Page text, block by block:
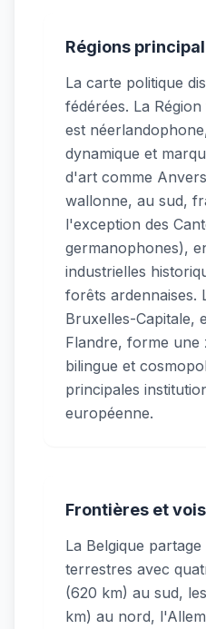
Régions
La carte politique
fédérées. La
est
dynamique et
d'art comme
wallonne, au sud,
l'exception des
germanophones),
industrielles
forêts ardennaises.
Bruxelles-Capitale,
Flandre, forme une
bilingue et
principales
européenne.
Frontières et
La Belgique
terrestres avec
(620 km) au sud,
km) au nord,